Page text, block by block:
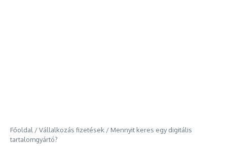
Főoldal /Vállalkozás fizetések / Mennyit keres egy digitális
tartalomgyártó?